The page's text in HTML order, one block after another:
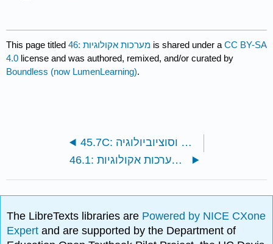
This page titled 46: מערכות אקולוגיות is shared under aCC BY-SA
4.0 license and was authored, remixed, and/or curated by
Boundless (now LumenLearning).
45.7C: למידה קוגניטיבית וסוציוביולוגיה
46.1: אקולוגיה של מערכות אקולוגיות
The LibreTexts libraries are Powered by NICE CXone
Expertand are supported by the Department of